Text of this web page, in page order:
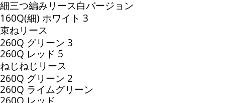
細三つ編みリース白バージョン
160Q(細) ホワイト 3
束ねリース
260Q グリーン 3
260Q レッド 5
ねじねじリース
260Q グリーン 2
260Q ライムグリーン
260Q レッド